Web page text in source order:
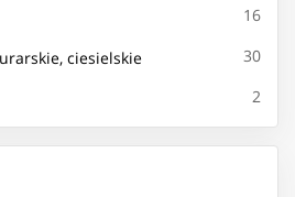
16
ciesielskie 30
2